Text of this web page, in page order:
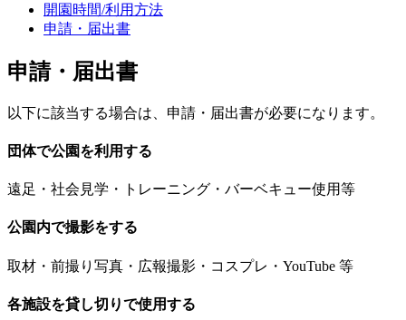
開園時間/利用方法
申請・届出書
申請・届出書
以下に該当する場合は、申請・届出書が必要になります。
団体で公園を利用する
遠足・社会見学・トレーニング・バーベキュー使用等
公園内で撮影をする
取材・前撮り写真・広報撮影・コスプレ・YouTube 等
各施設を貸し切りで使用する